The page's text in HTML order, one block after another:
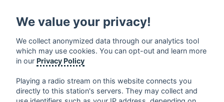
Google Play and the Google Play logo are trademarks of Google Inc.
We value your privacy!
We collect anonymized data through our analytics tool
which may use cookies. You can opt-out and learn more
in our Privacy Policy
Playing a radio stream on this website connects you
directly to this station's servers. They may collect and